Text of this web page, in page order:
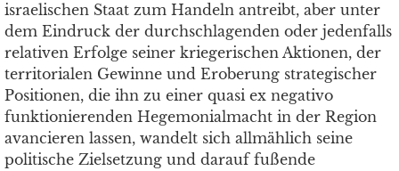
israelischen Staat zum Handeln antreibt, aber unter
dem Eindruck der durchschlagenden oder jedenfalls
relativen Erfolge seiner kriegerischen Aktionen, der
territorialen Gewinne und Eroberung strategischer
Positionen, die ihn zu einer quasi ex negativo
funktionierenden Hegemonialmacht in der Region
avancieren lassen, wandelt sich allmählich seine
politische Zielsetzung und darauf fußende